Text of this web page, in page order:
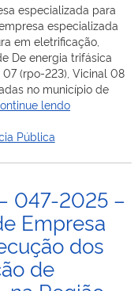
especializada para
especializada
em eletrificação,
De energia trifásica
(rpo-223), Vicinal 08
no município de
lendoConcorrência
2025
SEINF-
de
empresa
Pública
047-2025 –
Empresa
dos
de